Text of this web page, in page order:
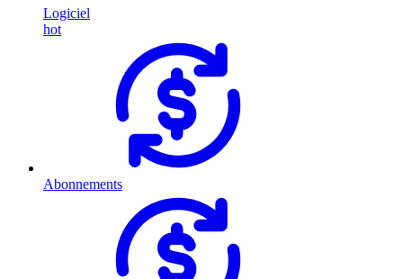
Logiciel
hot
Abonnements